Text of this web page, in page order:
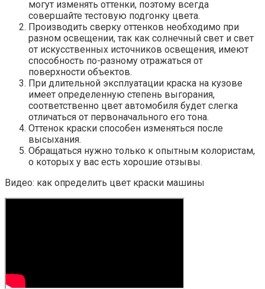
могут изменять оттенки, поэтому всегда
совершайте тестовую подгонку цвета.
Производить сверку оттенков необходимо при
разном освещении, так как солнечный свет и свет
от искусственных источников освещения, имеют
способность по-разному отражаться от
поверхности объектов.
При длительной эксплуатации краска на кузове
имеет определенную степень выгорания,
соответственно цвет автомобиля будет слегка
отличаться от первоначального его тона.
Оттенок краски способен изменяться после
высыхания.
Обращаться нужно только к опытным колористам,
о которых у вас есть хорошие отзывы.
Видео: как определить цвет краски машины